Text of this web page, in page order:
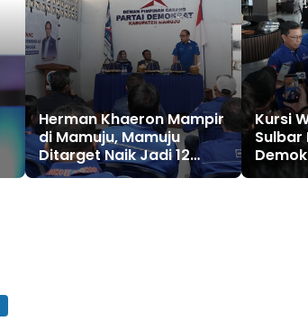
Herman Khaeron Mampir
di Mamuju, Mamuju
Ditarget Naik Jadi 12
Kursi di Pileh Mendatang
Kursi
Sulbar
Pilihan